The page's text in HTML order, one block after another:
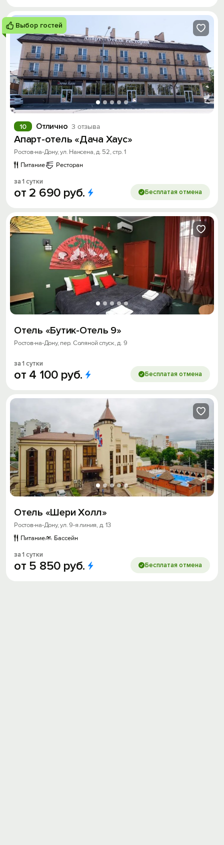
Выбор гостей
Отлично 3 отзыва
10
Апарт-отель «Дача Хаус»
Ростов-на-Дону, ул. Нансена, д. 52, стр. 1
Питание
Ресторан
за 1 сутки
от 2 690 руб. Бесплатая отмена
Отель «Бутик-Отель 9»
Ростов-на-Дону, пер. Соляной спуск, д. 9
за 1 сутки
от 4 100 руб. Бесплатая отмена
Отель «Шери Холл»
Ростов-на-Дону, ул. 9-я линия, д. 13
Питание
Бассейн
за 1 сутки
от 5 850 руб. Бесплатая отмена